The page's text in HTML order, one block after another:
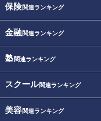
保険関連ランキング
金融関連ランキング
塾関連ランキング
スクール関連ランキング
美容関連ランキング